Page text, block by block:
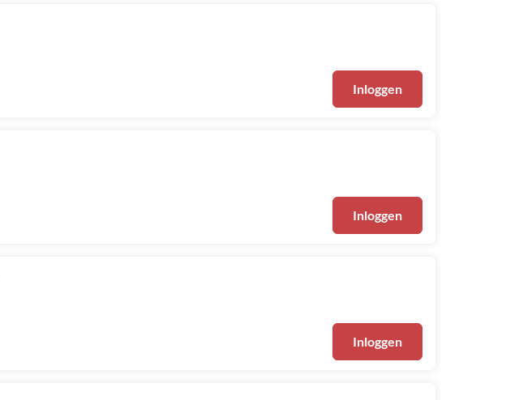
Inloggen
Inloggen
Inloggen